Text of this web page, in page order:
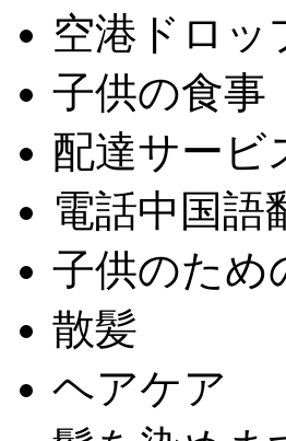
空港ドロッ
子供の食事
配達サービ
電話中国語
子供のため
散髪
ヘアケア